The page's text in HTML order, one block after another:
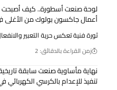
لوحة صنعت أسطورة.. كيف
أعمال جاكسون بولوك من الأغلى
ثورة فنية تعكس حرية التعبير
زمن القراءة بالدقائق: 2
نهاية مأساوية صنعت سابقة
تنفيذ للإعدام بالكرسي الكهربائي